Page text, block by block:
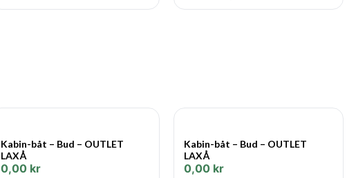
Kabin-båt – Bud – OUTLET
LAXÅ
0,00 kr
Kabin-båt – Bud – OUTLET
LAXÅ
0,00 kr